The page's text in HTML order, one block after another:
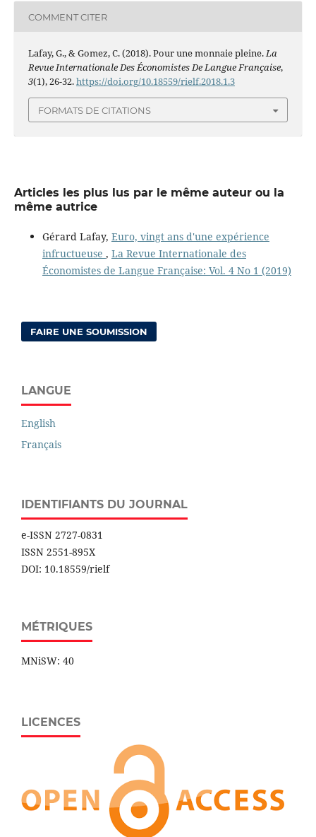
COMMENT CITER
Lafay, G., & Gomez, C. (2018). Pour une monnaie pleine.La
Revue Internationale Des Économistes De Langue Française,
3(1), 26-32.https://doi.org/10.18559/rielf.2018.1.3
FORMATS DE CITATIONS
Articles les plus lus par le même auteur ou la
même autrice
Gérard Lafay, Euro, vingt ans d'une expérience
infructueuse , La Revue Internationale des
Économistes de Langue Française: Vol. 4 No 1 (2019)
FAIRE UNE SOUMISSION
LANGUE
English
Français
IDENTIFIANTS DU JOURNAL
e-ISSN 2727-0831
ISSN 2551-895X
DOI: 10.18559/rielf
MÉTRIQUES
MNiSW: 40
LICENCES